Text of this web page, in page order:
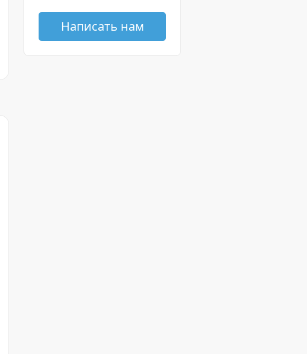
Написать нам